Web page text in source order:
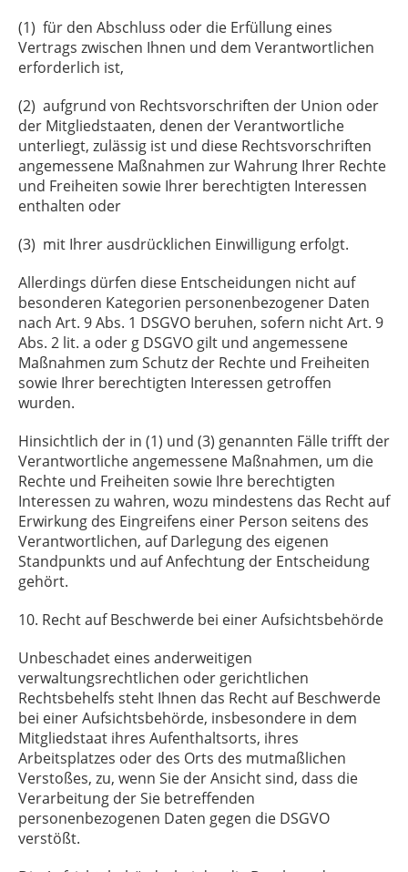
(1) für den Abschluss oder die Erfüllung eines
Vertrags zwischen Ihnen und dem Verantwortlichen
erforderlich ist,
(2) aufgrund von Rechtsvorschriften der Union oder
der Mitgliedstaaten, denen der Verantwortliche
unterliegt, zulässig ist und diese Rechtsvorschriften
angemessene Maßnahmen zur Wahrung Ihrer Rechte
und Freiheiten sowie Ihrer berechtigten Interessen
enthalten oder
(3) mit Ihrer ausdrücklichen Einwilligung erfolgt.
Allerdings dürfen diese Entscheidungen nicht auf
besonderen Kategorien personenbezogener Daten
nach Art. 9 Abs. 1 DSGVO beruhen, sofern nicht Art. 9
Abs. 2 lit. a oder g DSGVO gilt und angemessene
Maßnahmen zum Schutz der Rechte und Freiheiten
sowie Ihrer berechtigten Interessen getroffen
wurden.
Hinsichtlich der in (1) und (3) genannten Fälle trifft der
Verantwortliche angemessene Maßnahmen, um die
Rechte und Freiheiten sowie Ihre berechtigten
Interessen zu wahren, wozu mindestens das Recht auf
Erwirkung des Eingreifens einer Person seitens des
Verantwortlichen, auf Darlegung des eigenen
Standpunkts und auf Anfechtung der Entscheidung
gehört.
10. Recht auf Beschwerde bei einer Aufsichtsbehörde
Unbeschadet eines anderweitigen
verwaltungsrechtlichen oder gerichtlichen
Rechtsbehelfs steht Ihnen das Recht auf Beschwerde
bei einer Aufsichtsbehörde, insbesondere in dem
Mitgliedstaat ihres Aufenthaltsorts, ihres
Arbeitsplatzes oder des Orts des mutmaßlichen
Verstoßes, zu, wenn Sie der Ansicht sind, dass die
Verarbeitung der Sie betreffenden
personenbezogenen Daten gegen die DSGVO
verstößt.